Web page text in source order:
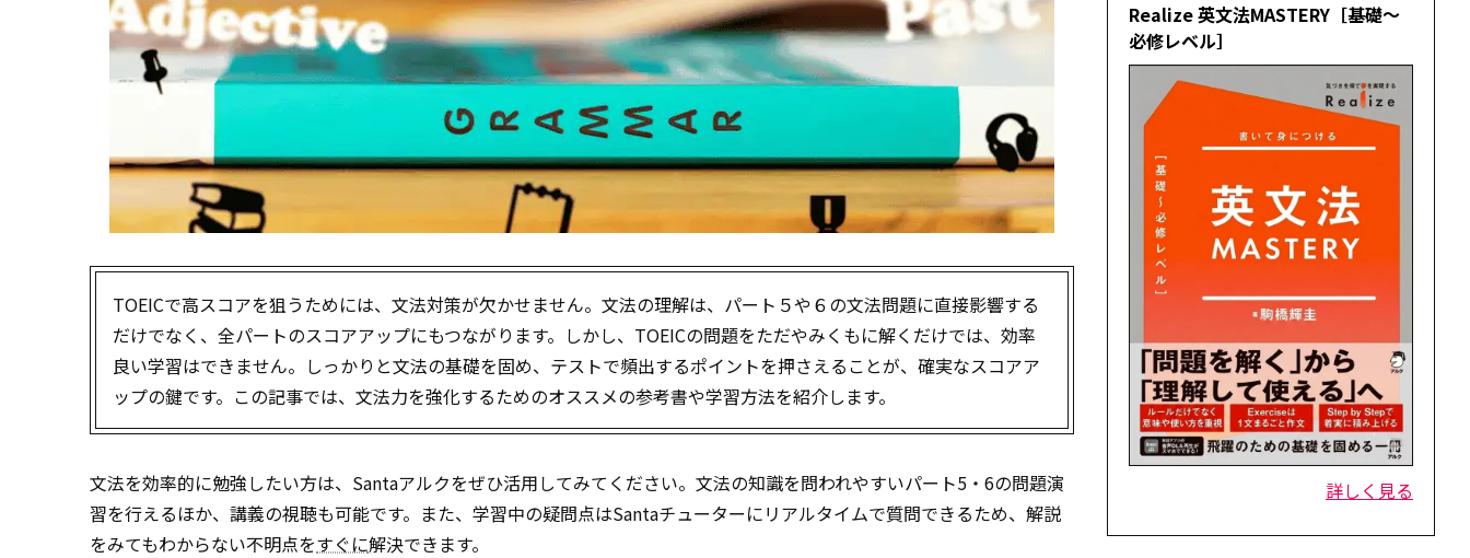
TOEICで高スコアを狙うためには、文法対策が欠かせません。文法の理解は、パート５や６の文法問題に直接影響する
だけでなく、全パートのスコアアップにもつながります。しかし、TOEICの問題をただやみくもに解くだけでは、効率
良い学習はできません。しっかりと文法の基礎を固め、テストで頻出するポイントを押さえることが、確実なスコアア
ップの鍵です。この記事では、文法力を強化するためのオススメの参考書や学習方法を紹介します。
文法を効率的に勉強したい方は、Santaアルクをぜひ活用してみてください。文法の知識を問われやすいパート5・6の問題演
習を行えるほか、講義の視聴も可能です。また、学習中の疑問点はSantaチューターにリアルタイムで質問できるため、解説
をみてもわからない不明点をすぐに解決できます。
Realize 英文法MASTERY［基礎～
必修レベル］
詳しく見る